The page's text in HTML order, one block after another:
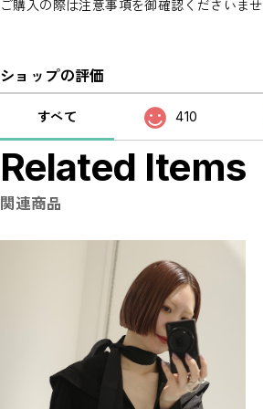
ご購入の際は注意事項を御確認くださいませ
ショップの評価
すべて 410
Related Items
関連商品